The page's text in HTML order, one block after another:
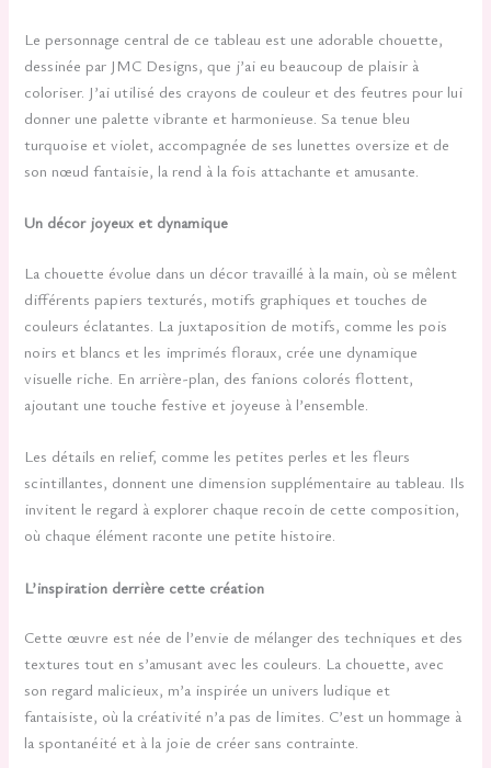
Le personnage central de ce tableau est une adorable chouette,
dessinée par JMC Designs, que j’ai eu beaucoup de plaisir à
coloriser. J’ai utilisé des crayons de couleur et des feutres pour lui
donner une palette vibrante et harmonieuse. Sa tenue bleu
turquoise et violet, accompagnée de ses lunettes oversize et de
son nœud fantaisie, la rend à la fois attachante et amusante.
Un décor joyeux et dynamique
La chouette évolue dans un décor travaillé à la main, où se mêlent
différents papiers texturés, motifs graphiques et touches de
couleurs éclatantes. La juxtaposition de motifs, comme les pois
noirs et blancs et les imprimés floraux, crée une dynamique
visuelle riche. En arrière-plan, des fanions colorés flottent,
ajoutant une touche festive et joyeuse à l’ensemble.
Les détails en relief, comme les petites perles et les fleurs
scintillantes, donnent une dimension supplémentaire au tableau. Ils
invitent le regard à explorer chaque recoin de cette composition,
où chaque élément raconte une petite histoire.
L’inspiration derrière cette création
Cette œuvre est née de l’envie de mélanger des techniques et des
textures tout en s’amusant avec les couleurs. La chouette, avec
son regard malicieux, m’a inspirée un univers ludique et
fantaisiste, où la créativité n’a pas de limites. C’est un hommage à
la spontanéité et à la joie de créer sans contrainte.